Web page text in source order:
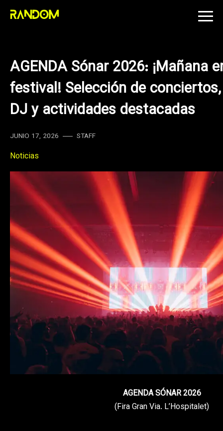
Skip
AGENDA Sónar 2026: ¡Mañana
festival! Selección de
DJ y actividades destacadas
JUNIO 17, 2026 STAFF
Noticias
AGENDA SÓNAR 2026
(Fira Gran Via. L’Hospitalet)